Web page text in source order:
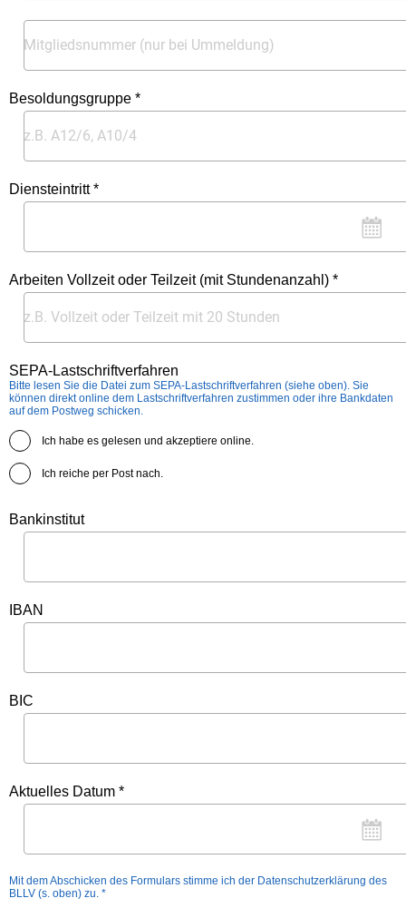
Besoldungsgruppe *
Diensteintritt *
Arbeiten Vollzeit oder Teilzeit (mit Stundenanzahl) *
SEPA-Lastschriftverfahren
Bitte lesen Sie die Datei zum SEPA-Lastschriftverfahren (siehe oben). Sie
können direkt online dem Lastschriftverfahren zustimmen oder ihre Bankdaten
auf dem Postweg schicken.
Ich habe es gelesen und akzeptiere online.
Ich reiche per Post nach.
Bankinstitut
IBAN
BIC
Aktuelles Datum *
Mit dem Abschicken des Formulars stimme ich der Datenschutzerklärung des
BLLV (s. oben) zu. *